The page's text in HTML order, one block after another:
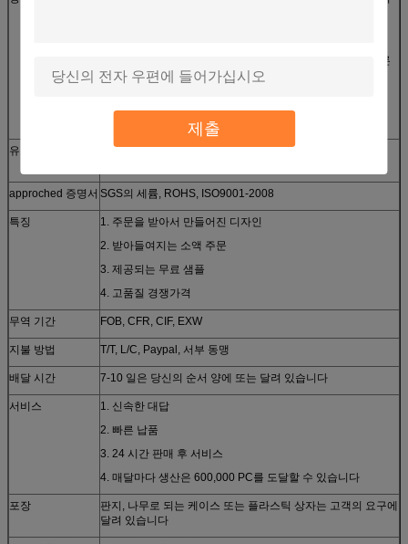
제출
2. 맷돌로 갈고 돌고, 갈고, 쌓고, 갈고, 쌓고, 끄집어 내고 다른
사람 CNC
3. 선 절단 기계, 레이저 절단기
유효한 물자
스테인리스, 알루미늄, 구리, 고급장교, 아연, 청동, 탄소 강철
approched 증명서 SGS의 세륨, ROHS, ISO9001-2008
특징
1. 주문을 받아서 만들어진 디자인
2. 받아들여지는 소액 주문
3. 제공되는 무료 샘플
4. 고품질 경쟁가격
무역 기간 FOB, CFR, CIF, EXW
지불 방법 T/T, L/C, Paypal, 서부 동맹
배달 시간 7-10 일은 당신의 순서 양에 또는 달려 있습니다
서비스
1. 신속한 대답
2. 빠른 납품
3. 24 시간 판매 후 서비스
4. 매달마다 생산은 600,000 PC를 도달할 수 있습니다
포장
판지, 나무로 되는 케이스 또는 플라스틱 상자는 고객의 요구에
달려 있습니다